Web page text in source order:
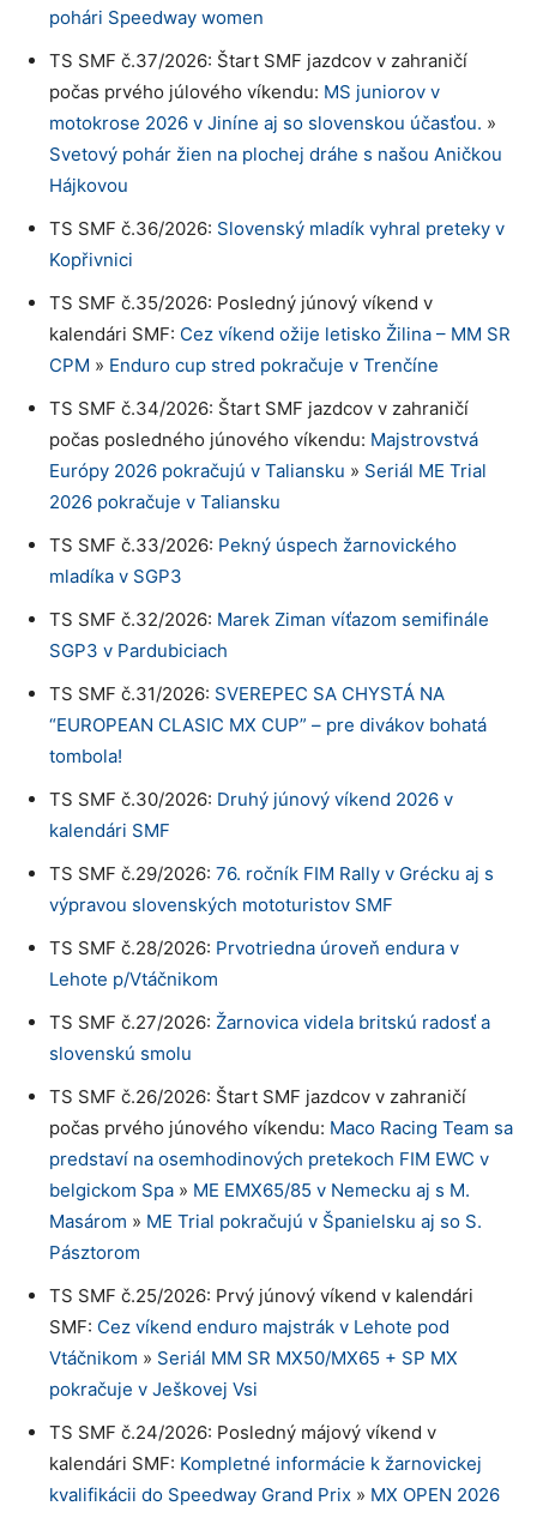
pohári Speedway women
TS SMF č.37/2026: Štart SMF jazdcov v zahraničí
počas prvého júlového víkendu: MS juniorov v
motokrose 2026 v Jiníne aj so slovenskou účasťou. »
Svetový pohár žien na plochej dráhe s našou Aničkou
Hájkovou
TS SMF č.36/2026: Slovenský mladík vyhral preteky v
Kopřivnici
TS SMF č.35/2026: Posledný júnový víkend v
kalendári SMF: Cez víkend ožije letisko Žilina – MM SR
CPM » Enduro cup stred pokračuje v Trenčíne
TS SMF č.34/2026: Štart SMF jazdcov v zahraničí
počas posledného júnového víkendu: Majstrovstvá
Európy 2026 pokračujú v Taliansku » Seriál ME Trial
2026 pokračuje v Taliansku
TS SMF č.33/2026: Pekný úspech žarnovického
mladíka v SGP3
TS SMF č.32/2026: Marek Ziman víťazom semifinále
SGP3 v Pardubiciach
TS SMF č.31/2026: SVEREPEC SA CHYSTÁ NA
“EUROPEAN CLASIC MX CUP” – pre divákov bohatá
tombola!
TS SMF č.30/2026: Druhý júnový víkend 2026 v
kalendári SMF
TS SMF č.29/2026: 76. ročník FIM Rally v Grécku aj s
výpravou slovenských mototuristov SMF
TS SMF č.28/2026: Prvotriedna úroveň endura v
Lehote p/Vtáčnikom
TS SMF č.27/2026: Žarnovica videla britskú radosť a
slovenskú smolu
TS SMF č.26/2026: Štart SMF jazdcov v zahraničí
počas prvého júnového víkendu: Maco Racing Team sa
predstaví na osemhodinových pretekoch FIM EWC v
belgickom Spa » ME EMX65/85 v Nemecku aj s M.
Masárom » ME Trial pokračujú v Španielsku aj so S.
Pásztorom
TS SMF č.25/2026: Prvý júnový víkend v kalendári
SMF: Cez víkend enduro majstrák v Lehote pod
Vtáčnikom » Seriál MM SR MX50/MX65 + SP MX
pokračuje v Ješkovej Vsi
TS SMF č.24/2026: Posledný májový víkend v
kalendári SMF: Kompletné informácie k žarnovickej
kvalifikácii do Speedway Grand Prix » MX OPEN 2026